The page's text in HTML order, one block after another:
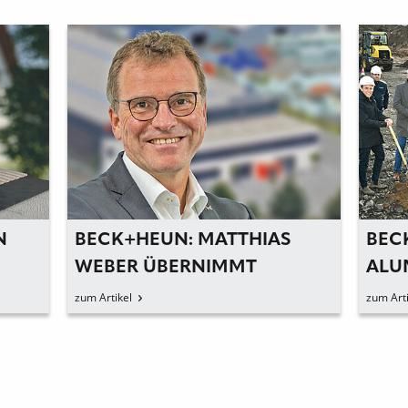
BECK+HEUN: NEUES
ALUMINIUMPROFILZENTRUM
IM BAU
zum Artikel zum